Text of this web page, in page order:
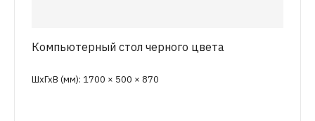
Компьютерный стол черного цвета
ШхГхВ (мм): 1700 × 500 × 870